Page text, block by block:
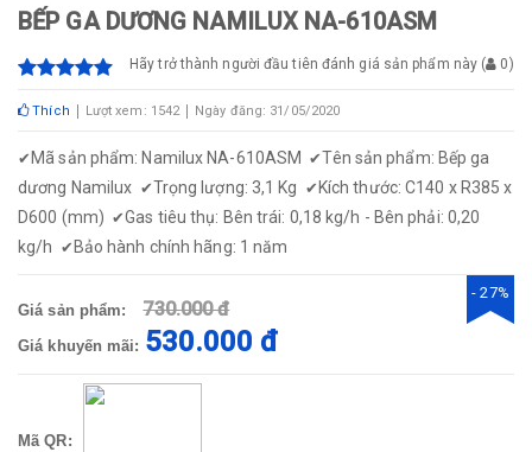
BẾP GA DƯƠNG NAMILUX NA-610ASM
Hãy trở thành người đầu tiên đánh giá sản phẩm này ( 0)
Thích Lượt xem: 1542 Ngày đăng: 31/05/2020
✔ Mã sản phẩm: Namilux NA-610ASM ✔Tên sản phẩm: Bếp ga
dương Namilux ✔Trọng lượng: 3,1 Kg ✔ Kích thước: C140 x R385 x
D600 (mm) ✔Gas tiêu thụ: Bên trái: 0,18 kg/h - Bên phải: 0,20
kg/h ✔ Bảo hành chính hãng: 1 năm
Giá sản phẩm: 730.000 đ
Giá khuyến mãi: 530.000 đ
- 27%
Mã QR: